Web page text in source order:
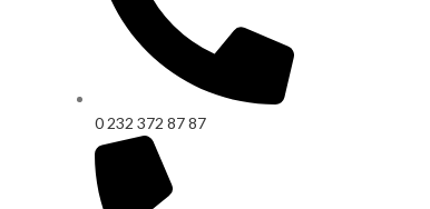
0 232 372 87 87